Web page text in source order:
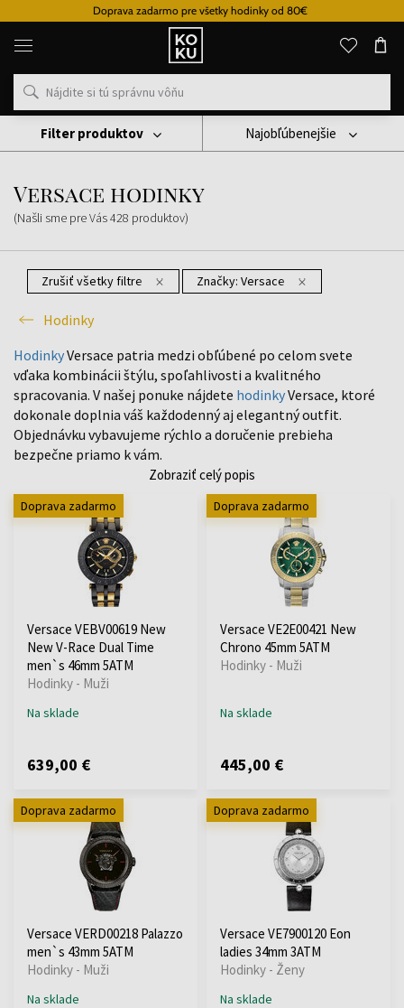
zadarmo pre všetky hodinky od 80€
Originálne
parfémy
hodinky
na
mieste
Hodinky
Versace Hodinky
Versace hodinky
(Našli sme pre Vás428 produktov)
Najobľúbenejšie
Zrušiť všetky filtre Značky: Versace
Hodinky
Filter produktov
HodinkyVersace patria medzi obľúbené po celom svete
vďaka kombinácii štýlu, spoľahlivosti a kvalitného
spracovania. V našej ponuke nájdete hodinkyVersace, ktoré
dokonale doplnia váš každodenný aj elegantný outfit.
Objednávku vybavujeme rýchlo a doručenie prebieha
bezpečne priamo k vám.
Zobraziť celý popis
Doprava zadarmo
Versace VEBV00619 New
New V-Race Dual Time
men`s 46mm 5ATM
Hodinky - Muži
Na sklade
639,00 €
Doprava zadarmo
Versace VE2E00421 New
Chrono 45mm 5ATM
Hodinky - Muži
Na sklade
445,00 €
Doprava zadarmo
Versace VERD00218 Palazzo
men`s 43mm 5ATM
Hodinky - Muži
Na sklade
Doprava zadarmo
Versace VE7900120 Eon
ladies 34mm 3ATM
Hodinky - Ženy
Na sklade